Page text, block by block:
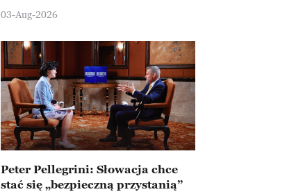
Ningbo
03-Aug-2026
Peter Pellegrini: Słowacja chce
stać się „bezpieczną przystanią”